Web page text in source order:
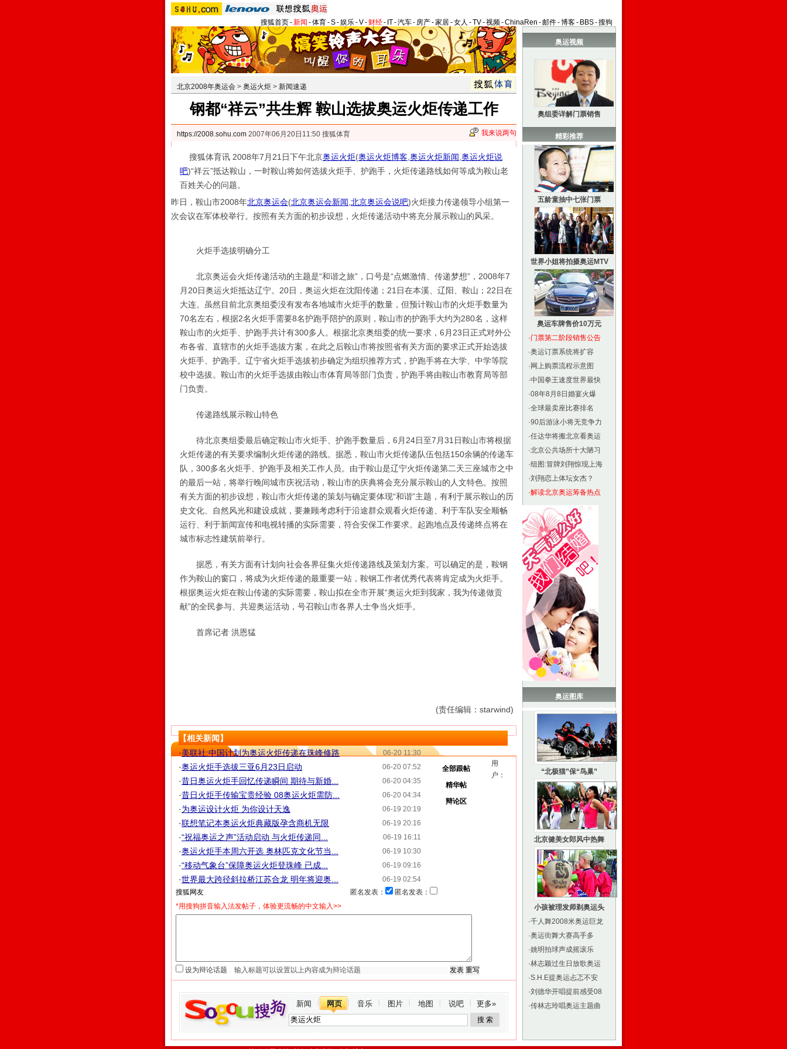
搜狐首页-新闻 -体育-S-娱乐-V- 财经- IT-汽车- 房产-家居-女人 -TV-视频-ChinaRen -邮件-博客- BBS-搜狗
北京2008年奥运会 > 奥运火炬 > 新闻速递
钢都“祥云”共生辉 鞍山选拔奥运火炬传递工作
https://2008.sohu.com 2007年06月20日11:50 搜狐体育 我来说两句
搜狐体育讯 2008年7月21日下午北京奥运火炬(奥运火炬博客 奥运火炬新闻 奥运火炬说
吧)“祥云”抵达鞍山，一时鞍山将如何选拔火炬手、护跑手，火炬传递路线如何等成为鞍山老
百姓关心的问题。
昨日，鞍山市2008年北京奥运会(北京奥运会新闻 北京奥运会说吧)火炬接力传递领导小组第一
次会议在军体校举行。按照有关方面的初步设想，火炬传递活动中将充分展示鞍山的风采。
火炬手选拔明确分工
北京奥运会火炬传递活动的主题是“和谐之旅”，口号是“点燃激情、传递梦想”，2008年7
月20日奥运火炬抵达辽宁。20日，奥运火炬在沈阳传递；21日在本溪、辽阳、鞍山；22日在
大连。虽然目前北京奥组委没有发布各地城市火炬手的数量，但预计鞍山市的火炬手数量为
70名左右，根据2名火炬手需要8名护跑手陪护的原则，鞍山市的护跑手大约为280名，这样
鞍山市的火炬手、护跑手共计有300多人。根据北京奥组委的统一要求，6月23日正式对外公
布各省、直辖市的火炬手选拔方案，在此之后鞍山市将按照省有关方面的要求正式开始选拔
火炬手、护跑手。辽宁省火炬手选拔初步确定为组织推荐方式，护跑手将在大学、中学等院
校中选拔。鞍山市的火炬手选拔由鞍山市体育局等部门负责，护跑手将由鞍山市教育局等部
门负责。
传递路线展示鞍山特色
待北京奥组委最后确定鞍山市火炬手、护跑手数量后，6月24日至7月31日鞍山市将根据
火炬传递的有关要求编制火炬传递的路线。据悉，鞍山市火炬传递队伍包括150余辆的传递车
队，300多名火炬手、护跑手及相关工作人员。由于鞍山是辽宁火炬传递第二天三座城市之中
的最后一站，将举行晚间城市庆祝活动，鞍山市的庆典将会充分展示鞍山的人文特色。按照
有关方面的初步设想，鞍山市火炬传递的策划与确定要体现“和谐”主题，有利于展示鞍山的历
史文化、自然风光和建设成就，要兼顾考虑利于沿途群众观看火炬传递、利于车队安全顺畅
运行、利于新闻宣传和电视转播的实际需要，符合安保工作要求。起跑地点及传递终点将在
城市标志性建筑前举行。
据悉，有关方面有计划向社会各界征集火炬传递路线及策划方案。可以确定的是，鞍钢
作为鞍山的窗口，将成为火炬传递的最重要一站，鞍钢工作者优秀代表将肯定成为火炬手。
根据奥运火炬在鞍山传递的实际需要，鞍山拟在全市开展“奥运火炬到我家，我为传递做贡
献”的全民参与、共迎奥运活动，号召鞍山市各界人士争当火炬手。
首席记者 洪恩猛
(责任编辑：starwind)
【相关新闻】
06-20 11:30
·美联社:中国计划为奥运火炬传递在珠峰修路
06-20 07:52
·奥运火炬手选拔三亚6月23日启动
06-20 04:35
·昔日奥运火炬手回忆传递瞬间 期待与新婚...
06-20 04:34
·昔日火炬手传输宝贵经验 08奥运火炬需防...
06-19 20:19
·为奥运设计火炬 为你设计天逸
06-19 20:16
·联想笔记本奥运火炬典藏版孕含商机无限
06-19 16:11
·“祝福奥运之声”活动启动 与火炬传递同...
06-19 10:30
·奥运火炬手本周六开选 奥林匹克文化节当...
06-19 09:16
·“移动气象台”保障奥运火炬登珠峰 已成...
06-19 02:54
·世界最大跨径斜拉桥江苏合龙 明年将迎奥...
我来说两句
全部跟帖
精华帖
辩论区
用
户：
匿名发表：
匿名发表：
*用搜狗拼音输入法发帖子，体验更流畅的中文输入>>
设为辩论话题
新闻 网页 音乐 图片 地图 说吧 更多»
奥运视频
奥组委详解门票销售
精彩推荐
五龄童抽中七张门票
世界小姐将拍摄奥运MTV
奥运车牌售价10万元
·门票第二阶段销售公告
·奥运订票系统将扩容
· 网上购票流程示意图
·中国拳王速度世界最快
·08年8月8日婚宴火爆
·全球最卖座比赛排名
·90后游泳小将无竞争力
·任达华将搬北京看奥运
·北京公共场所十大陋习
·组图:冒牌刘翔惊现上海
·刘翔恋上体坛女杰？
·解读北京奥运筹备热点
奥运图库
“北极猫”保“鸟巢”
北京健美女郎风中热舞
小孩被理发师剃奥运头
·千人舞2008米奥运巨龙
·奥运街舞大赛高手多
·姚明拍球声成摇滚乐
·林志颖过生日放歌奥运
·S.H.E提奥运忐忑不安
·刘德华开唱提前感受08
·传林志玲唱奥运主题曲